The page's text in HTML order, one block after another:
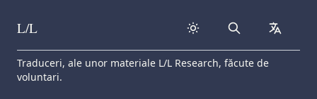
Skip to content
L/L Search
Traduceri, ale unor materiale L/L Research, făcute de
voluntari.